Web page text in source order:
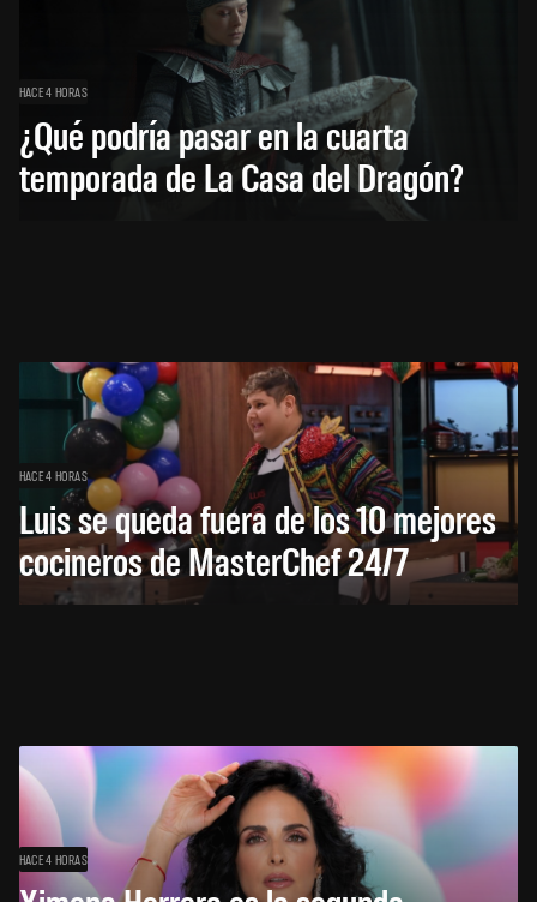
HACE 4 HORAS
¿Qué podría pasar en la cuarta
temporada de La Casa del Dragón?
HACE 4 HORAS
Luis se queda fuera de los 10 mejores
cocineros de MasterChef 24/7
HACE 4 HORAS